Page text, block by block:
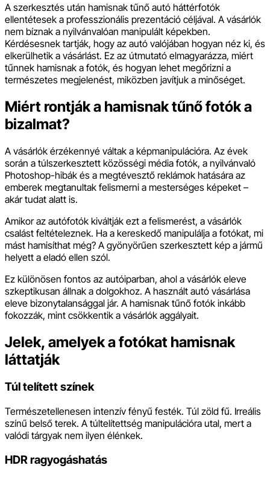
A szerkesztés után hamisnak tűnő autó háttérfotók
ellentétesek a professzionális prezentáció céljával. A vásárlók
nem bíznak a nyilvánvalóan manipulált képekben.
Kérdésesnek tartják, hogy az autó valójában hogyan néz ki, és
elkerülhetik a vásárlást. Ez az útmutató elmagyarázza, miért
tűnnek hamisnak a fotók, és hogyan lehet megőrizni a
természetes megjelenést, miközben javítjuk a minőséget.
Miért rontják a hamisnak tűnő fotók a
bizalmat?
A vásárlók érzékennyé váltak a képmanipulációra. Az évek
során a túlszerkesztett közösségi média fotók, a nyilvánvaló
Photoshop-hibák és a megtévesztő reklámok hatására az
emberek megtanultak felismerni a mesterséges képeket –
akár tudat alatt is.
Amikor az autófotók kiváltják ezt a felismerést, a vásárlók
csalást feltételeznek. Ha a kereskedő manipulálja a fotókat, mi
mást hamisíthat még? A gyönyörűen szerkesztett kép a jármű
helyett a eladó ellen szól.
Ez különösen fontos az autóiparban, ahol a vásárlók eleve
szkeptikusan állnak a dolgokhoz. A használt autó vásárlása
eleve bizonytalansággal jár. A hamisnak tűnő fotók inkább
fokozzák, mint csökkentik a vásárlók aggályait.
Jelek, amelyek a fotókat hamisnak
láttatják
Túl telített színek
Természetellenesen intenzív fényű festék. Túl zöld fű. Irreális
színű belső terek. A túltelítettség manipulációra utal, mert a
valódi tárgyak nem ilyen élénkek.
HDR ragyogáshatás